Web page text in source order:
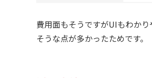
費用面もそうですがUIもわか
そうな点が多かったためです。